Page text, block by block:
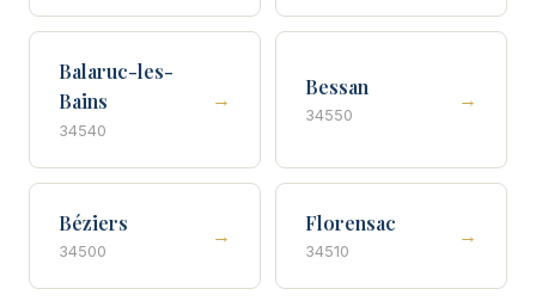
Balaruc-les-
Bains
34540
→
Bessan
34550
→
Béziers
34500
→
Florensac
34510
→